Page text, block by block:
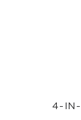
4-IN-